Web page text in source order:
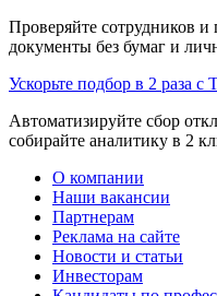
Проверяйте сотрудников
документы без бумаг и
Ускорьте подбор в 2 раза с
Автоматизируйте сбор
собирайте аналитику в 2
О компании
Наши вакансии
Партнерам
Реклама на сайте
Новости и статьи
Инвесторам